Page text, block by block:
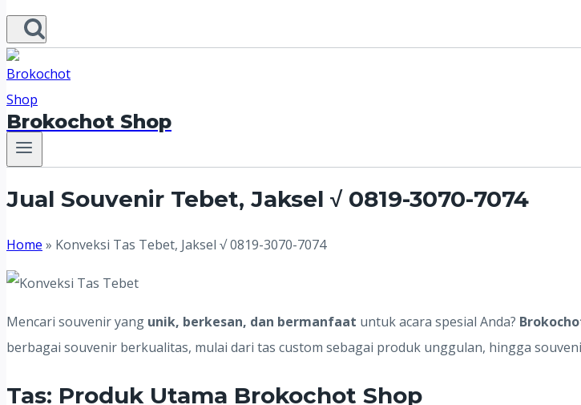
Brokochot Shop
Jual Souvenir Tebet, Jaksel √ 0819-3070-7074
Home » Konveksi Tas Tebet, Jaksel √ 0819-3070-7074
Mencari souvenir yang unik, berkesan, dan bermanfaat untuk acara spesial Anda?
berbagai souvenir berkualitas, mulai dari tas custom sebagai produk unggulan, hingga
Tas: Produk Utama Brokochot Shop